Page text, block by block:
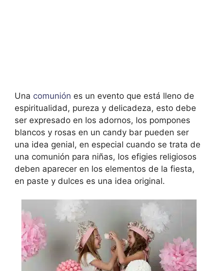
Una comunión es un evento que está lleno de
espiritualidad, pureza y delicadeza, esto debe
ser expresado en los adornos, los pompones
blancos y rosas en un candy bar pueden ser
una idea genial, en especial cuando se trata de
una comunión para niñas, los efigies religiosos
deben aparecer en los elementos de la fiesta,
en paste y dulces es una idea original.